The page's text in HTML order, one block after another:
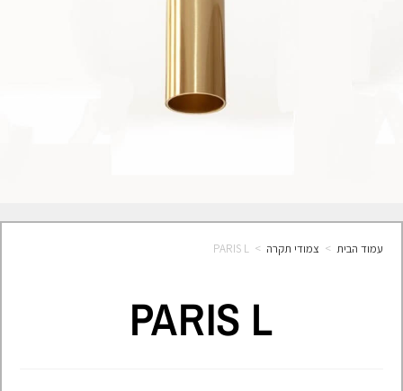
עמוד הבית > צמודי תקרה >
PARIS L
PARIS L